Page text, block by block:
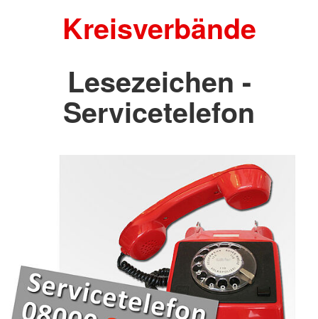
Kreisverbände
Lesezeichen -
Servicetelefon